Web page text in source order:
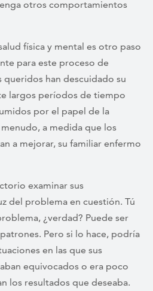
otros comportamientos
física y mental es otro paso
para este proceso de
queridos han descuidado su
largos períodos de tiempo
por el papel de la
a medida que los
a mejorar, su familiar enfermo
examinar sus
del problema en cuestión. Tú
¿verdad? Puede ser
Pero si lo hace, podría
en las que sus
equivocados o era poco
los resultados que deseaba.